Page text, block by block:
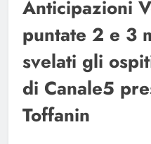
Anticipazioni
puntate 2 e 3
svelati gli
di Canale5
Toffanin